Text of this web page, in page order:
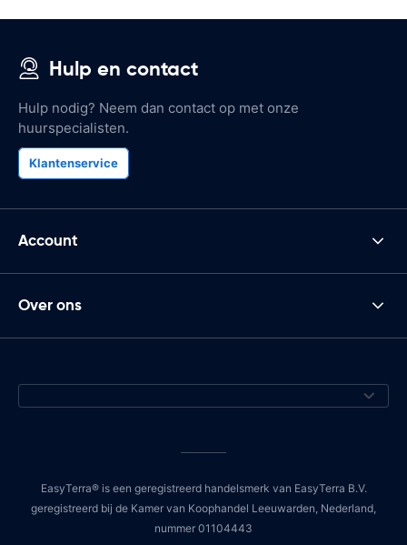
Hulp en contact
Hulp nodig? Neem dan contact op met onze
huurspecialisten.
Klantenservice
Account
Over ons
EasyTerra® is een geregistreerd handelsmerk van EasyTerra B.V.
geregistreerd bij de Kamer van Koophandel Leeuwarden, Nederland,
nummer 01104443